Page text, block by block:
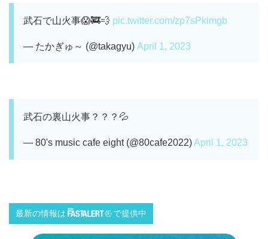
武石で山火事😱🚒💨 pic.twitter.com/zp7sPkimgb
— たかぎゅ～ (@takagyu) April 1, 2023
武石の裏山火事？？？💦
— 80's music cafe eight (@80cafe2022)April 1, 2023
最新の情報は で提供中